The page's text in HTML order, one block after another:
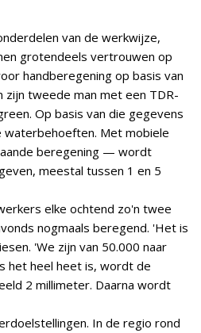
van de werkwijze,
grotendeels vertrouwen op
handberegening op basis van
tweede man met een TDR-
Op basis van die gegevens
waterbehoeften. Met mobiele
beregening — wordt
meestal tussen 1 en 5
elke ochtend zo'n twee
nogmaals beregend. 'Het is
'We zijn van 50.000 naar
het heel heet is, wordt de
2 millimeter. Daarna wordt
In de regio rond